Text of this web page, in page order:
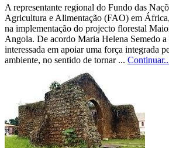
A representante regional do Fundo das
Agricultura e Alimentação (FAO) em
na implementação do projecto florestal
Angola. De acordo Maria Helena Semedo
interessada em apoiar uma força integrada
ambiente, no sentido de tornar ...